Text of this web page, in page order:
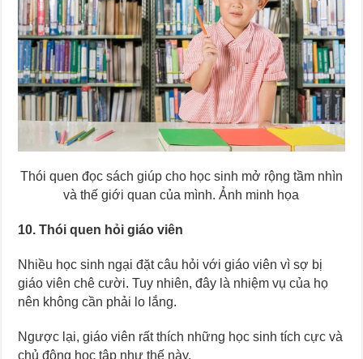
Thói quen đọc sách giúp cho học sinh mở rộng tầm nhìn
và thế giới quan của mình. Ảnh minh họa
10. Thói quen hỏi giáo viên
Nhiều học sinh ngại đặt câu hỏi với giáo viên vì sợ bị
giáo viên chê cười. Tuy nhiên, đây là nhiệm vụ của họ
nên không cần phải lo lắng.
Ngược lại, giáo viên rất thích những học sinh tích cực và
chủ động học tập như thế này.